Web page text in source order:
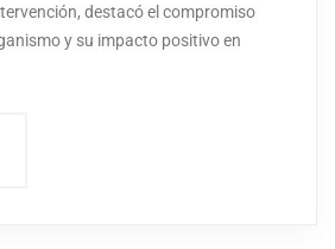
destacó el compromiso
y su impacto positivo en